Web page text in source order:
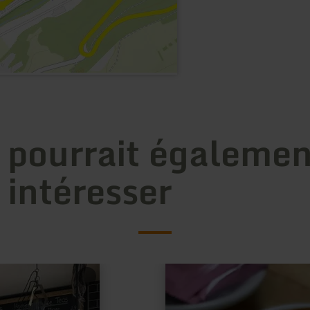
pourrait
sur